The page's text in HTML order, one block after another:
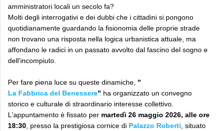
amministratori locali un secolo fa?
Molti degli interrogativi e dei dubbi che i cittadini si pongono
quotidianamente guardando la fisionomia delle proprie strade
non trovano una risposta nella logica urbanistica attuale, ma
affondano le radici in un passato avvolto dal fascino del sogno e
dell'incompiuto.
Per fare piena luce su queste dinamiche, "
La Fabbrica del Benessere" ha organizzato un convegno
storico e culturale di straordinario interesse collettivo.
L'appuntamento è fissato per martedì 26 maggio 2026, alle ore
18:30 , presso la prestigiosa cornice di Palazzo Roberti , situato